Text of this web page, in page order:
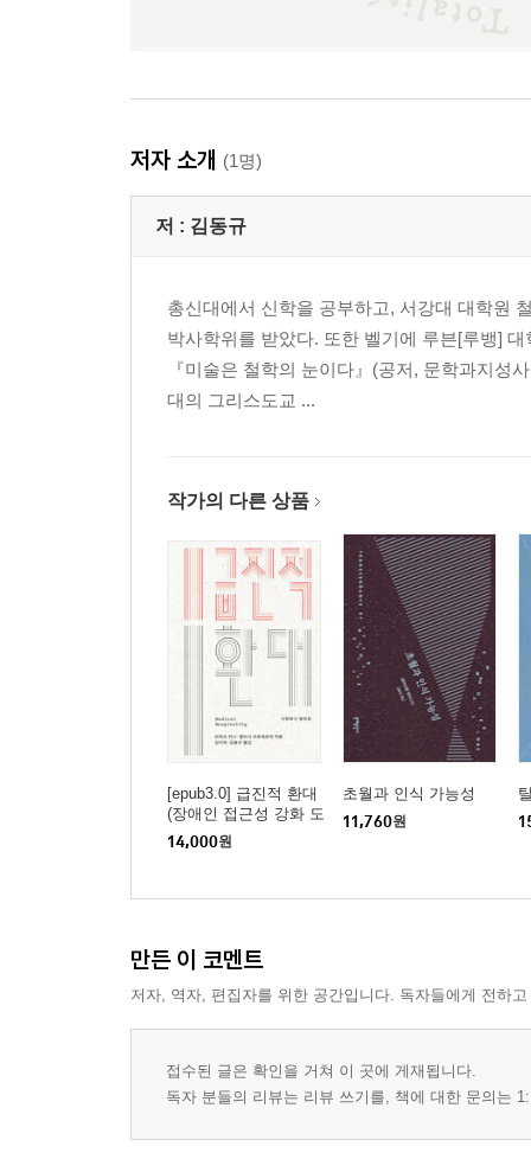
객관성을 일으키는 언어
‘나’로부터 타자에게로, 또 그 너머로: 우애와 참된
11강. 3부 C “윤리적 관계와 시간” 읽기
전쟁의 소용돌이 속에서도 피어오르는 비-폭력의
초월과 관련하는 의지와 자유
역사의 법정 너머에 있는 신의 심판
12강. 4부 A “사랑의 애매성” 및 B “에로스의 현상학
주체가 직면하는 또 다른 위기
사랑의 애매성
에로스와 애무의 현상학
에로스의 얼굴
둘의 에고이즘이 불러오는 역설: 아이와 미래
레비나스의 에로스론에 숨겨져 있는 그림자: 에로
13강. 4부 C “번식성” 및 D “에로스 속의 주체성” 읽
번식성과 모성적 책임
에로스와 번식성을 통해 유한한 나의 가능성을 벗
레비나스와 더불어 가족의 의미를 다시 생각하기
초월과 번식성
자식성과 우애의 연대
그럼에도 불구하고, 미래인 아이의 무한한 시간
용서의 미래
사람의 아이들
저자 소개 (1명)
저 : 김동규
총신대에서 신학을 공부하고, 서강대 대학원
박사학위를 받았다. 또한 벨기에 루븐[루뱅]
『미술은 철학의 눈이다』(공저, 문학과지성
대의 그리스도교 ...
작가의 다른 상품
[epub3.0] 급진적 환대
(장애인 접근성 강화 도
서)
14,000원
초월과 인식 가능성
11,760원
만든 이 코멘트
저자, 역자, 편집자를 위한 공간입니다. 독자들에게 전하
접수된 글은 확인을 거쳐 이 곳에 게재됩니다.
독자 분들의 리뷰는 리뷰 쓰기를, 책에 대한 문의는